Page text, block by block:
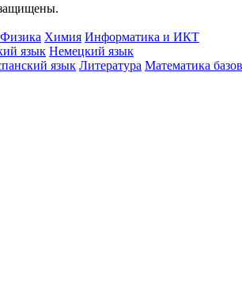
Физика Химия Информатика и ИКТ
язык Немецкий язык
язык Литература Математика